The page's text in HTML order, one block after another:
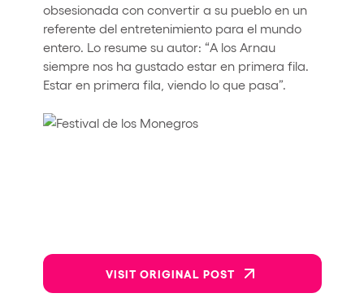
obsesionada con convertir a su pueblo en un
referente del entretenimiento para el mundo
entero. Lo resume su autor: “A los Arnau
siempre nos ha gustado estar en primera fila.
Estar en primera fila, viendo lo que pasa”.
VISIT ORIGINAL POST